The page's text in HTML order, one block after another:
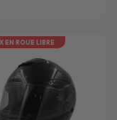
EN ROUE LIBRE